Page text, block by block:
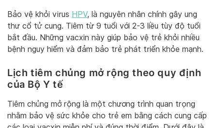
Bảo vệ khỏi virus HPV, là nguyên nhân chính gây ung
thư cổ tử cung. Tiêm từ 9 tuổi với 2-3 liều tùy độ tuổi
bắt đầu. Những vacxin này giúp bảo vệ trẻ khỏi nhiều
bệnh nguy hiểm và đảm bảo trẻ phát triển khỏe mạnh.
Lịch tiêm chủng mở rộng theo quy định
của Bộ Y tế
Tiêm chủng mở rộng là một chương trình quan trọng
nhằm bảo vệ sức khỏe cho trẻ em bằng cách cung cấp